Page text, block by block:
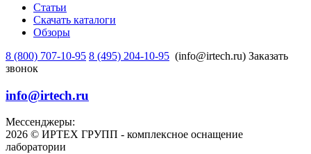
Статьи
Скачать каталоги
Обзоры
8 (800) 707-10-95 8 (495) 204-10-95 (info@irtech.ru) Заказать
звонок
info@irtech.ru
Мессенджеры:
2026 © ИРТЕХ ГРУПП - комплексное оснащение
лаборатории